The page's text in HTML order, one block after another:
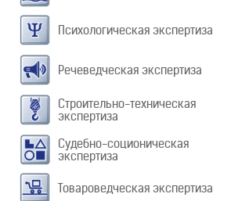
Психологическая экспертиза
Речеведческая экспертиза
Строительно-техническая
экспертиза
Судебно-соционическая
экспертиза
Товароведческая экспертиза